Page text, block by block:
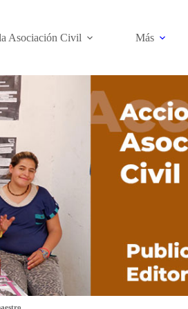
Asociación Civil Más